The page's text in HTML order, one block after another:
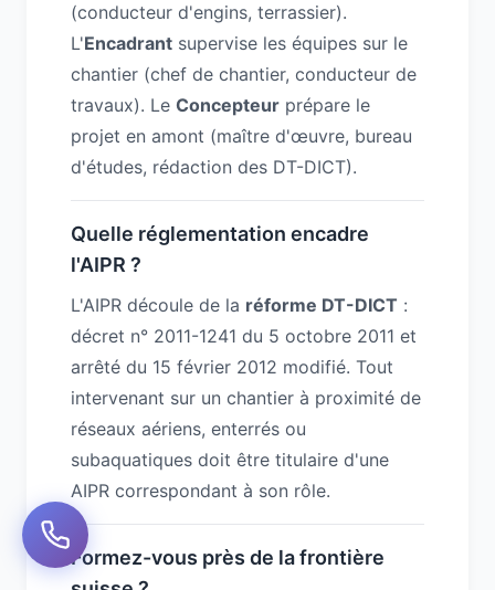
(conducteur d'engins, terrassier).
L'Encadrant supervise les équipes sur le
chantier (chef de chantier, conducteur de
travaux). Le Concepteur prépare le
projet en amont (maître d'œuvre, bureau
d'études, rédaction des DT-DICT).
Quelle réglementation encadre
l'AIPR ?
L'AIPR découle de la réforme DT-DICT :
décret n° 2011-1241 du 5 octobre 2011 et
arrêté du 15 février 2012 modifié. Tout
intervenant sur un chantier à proximité de
réseaux aériens, enterrés ou
subaquatiques doit être titulaire d'une
AIPR correspondant à son rôle.
Formez-vous près de la frontière